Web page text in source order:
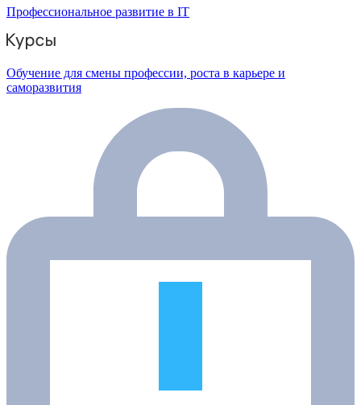
Профессиональное развитие в IT
Обучение для смены профессии, роста в карьере и
саморазвития